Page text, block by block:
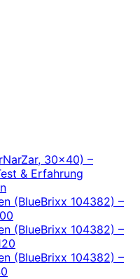
30×40) –
& Erfahrung
(BlueBrixx 104382) –
(BlueBrixx 104382) –
(BlueBrixx 104382) –